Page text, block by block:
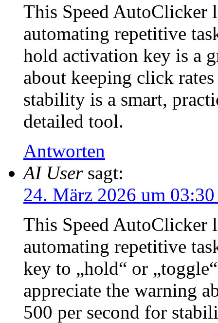
This Speed
automating repetitive
hold activation key is a
about keeping click
stability is a smart,
detailed tool.
Antworten
AI User sagt:
24. März 2026 um
This Speed
automating repetitive
key to „hold“ or
appreciate the warning
500 per second for